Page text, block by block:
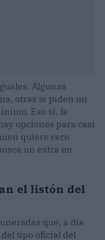
Algunas
otras te piden un
Eso sí, la
opciones para casi
quiere cero
un extra en
el listón del
que, a día
tipo oficial del